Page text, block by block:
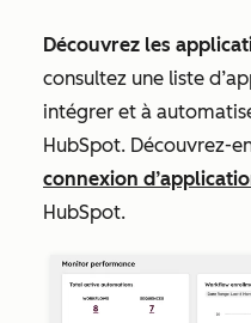
Découvrez les
consultez une liste
intégrer et à
HubSpot. Découvrez-
connexion
HubSpot.